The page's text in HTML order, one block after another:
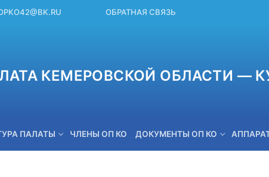
ОБРАТНАЯ СВЯЗЬ
КЕМЕРОВСКОЙ ОБЛАСТИ —
ПАЛАТЫ ЧЛЕНЫ ОП КО ДОКУМЕНТЫ ОП КО